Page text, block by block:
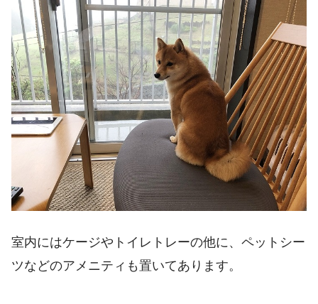
室内にはケージやトイレトレーの他に、ペットシー
ツなどのアメニティも置いてあります。